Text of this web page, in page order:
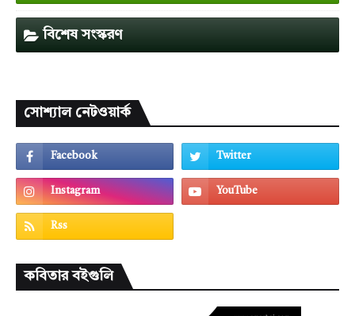
বিশেষ সংস্করণ
সোশ্যাল নেটওয়ার্ক
কবিতার বইগুলি